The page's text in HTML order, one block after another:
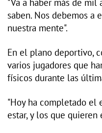
"Va a haber más de
saben. Nos debemos a
nuestra mente".
En el plano deportivo,
varios jugadores que
físicos durante las
"Hoy ha completado el
estar, y los que quieren